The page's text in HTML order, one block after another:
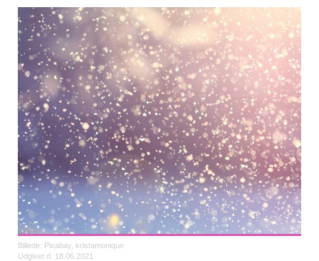
Billede: Pixabay, kristamonique
Udgivet d. 18.06.2021